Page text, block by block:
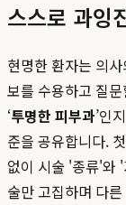
스스로 과잉
현명한 환자는 의
보를 수용하고 질
‘투명한 피부과’인
준을 공유합니다.
없이 시술 '종류'와
술만 고집하며 다